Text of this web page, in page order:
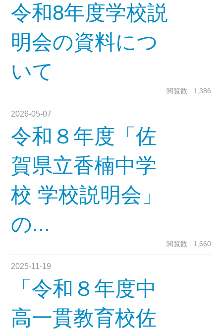
令和8年度学校説
明会の資料につ
いて
閲覧数 : 1,386
2026-05-07
令和８年度「佐
賀県立香楠中学
校 学校説明会」
の...
閲覧数 : 1,660
2025-11-19
「令和８年度中
高一貫教育校佐